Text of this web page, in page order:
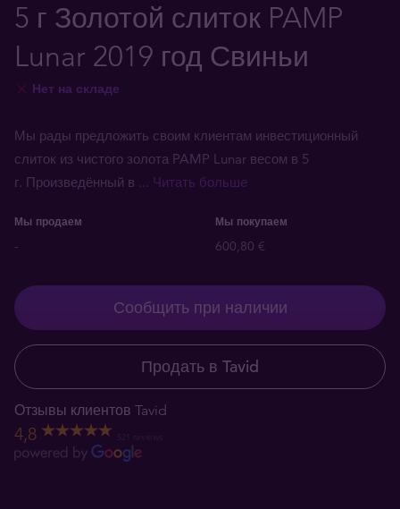
5 г Золотой слиток PAMP
Lunar 2019 год Свиньи
Нет на складе
Мы рады предложить своим клиентам инвестиционный
слиток из чистого золота PAMP Lunar весом в 5
г. Произведённый в ... Читать больше
Мы продаем Мы покупаем
- 600,80 €
Сообщить при наличии
Продать в Tavid
Отзывы клиентов Tavid
4,8